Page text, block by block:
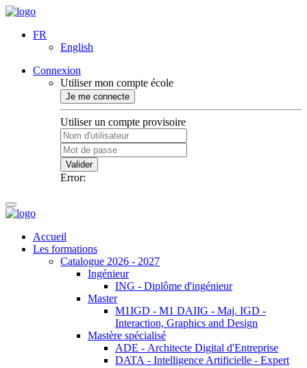
FR
English
Connexion
Utiliser mon compte école
Je me connecte
Utiliser un compte provisoire
Valider
Error:
Accueil
Les formations
Catalogue 2026 - 2027
Ingénieur
ING - Diplôme d'ingénieur
Master
M1IGD - M1 DAIIG - Maj. IGD -
Interaction, Graphics and Design
Mastère spécialisé
ADE - Architecte Digital d'Entreprise
DATA - Intelligence Artificielle - Expert